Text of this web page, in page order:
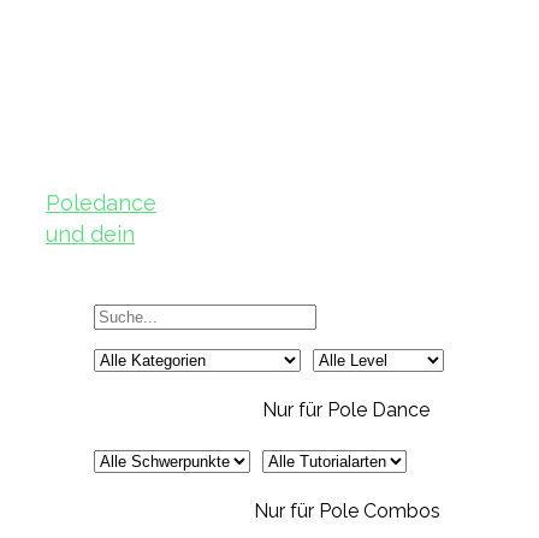
Poledance
und dein
Nur für Pole Dance
Nur für Pole Combos